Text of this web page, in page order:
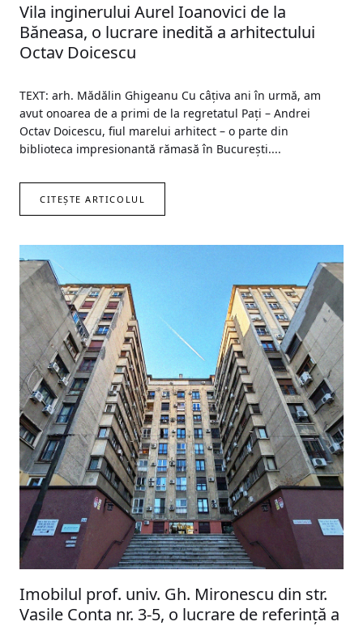
Vila inginerului Aurel Ioanovici de la
Băneasa, o lucrare inedită a arhitectului
Octav Doicescu
TEXT: arh. Mădălin Ghigeanu Cu câțiva ani în urmă, am
avut onoarea de a primi de la regretatul Pați – Andrei
Octav Doicescu, fiul marelui arhitect – o parte din
biblioteca impresionantă rămasă în București....
CITEȘTE ARTICOLUL
Imobilul prof. univ. Gh. Mironescu din str.
Vasile Conta nr. 3-5, o lucrare de referință a